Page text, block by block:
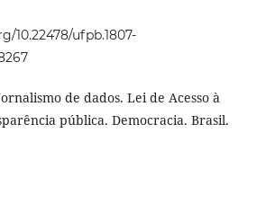
10.22478/ufpb.1807-
de dados. Lei de Acesso à
pública. Democracia. Brasil.